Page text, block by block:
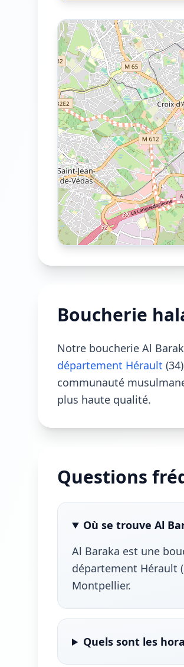
Boucherie
Notre boucherie Al
département Hérault
communauté
plus haute qualité.
Questions
Où se trouve Al
Al Baraka est une
département Hérault
Montpellier.
Quels sont les